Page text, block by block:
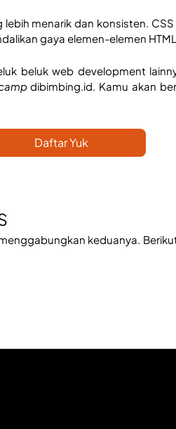
menarik dan konsisten.
gaya elemen-elemen
beluk web development
dibimbing.id. Kamu akan
Daftar Yuk
keduanya.